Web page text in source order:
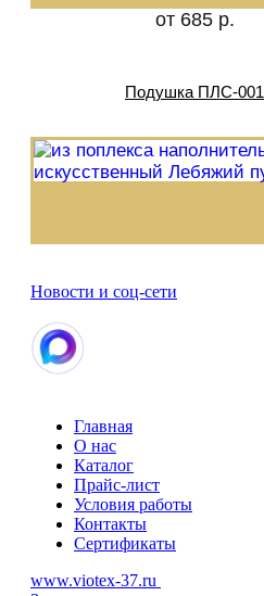
от 685 р.
Подушка ПЛС-001
Новости и соц-сети
Главная
О нас
Каталог
Прайс-лист
Условия работы
Контакты
Сертификаты
www.viotex-37.ru